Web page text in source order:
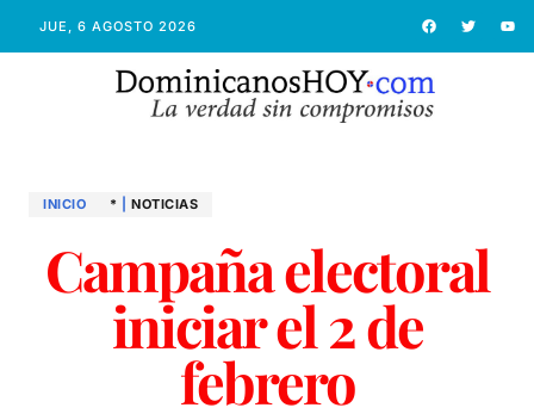
JUE, 6 AGOSTO 2026
INICIO * NOTICIAS
Campaña electoral
iniciar el 2 de
febrero